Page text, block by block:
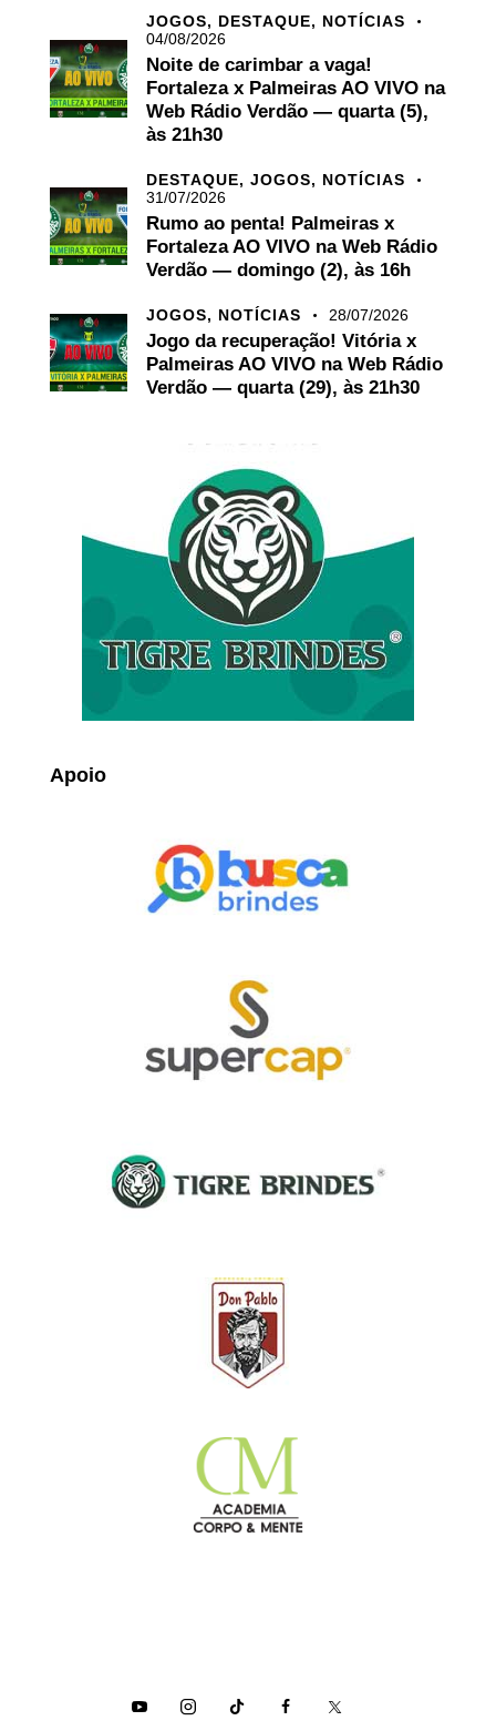
JOGOS, DESTAQUE, NOTÍCIAS
04/08/2026
Noite de carimbar a vaga!
Fortaleza x Palmeiras AO VIVO na
Web Rádio Verdão — quarta (5),
às 21h30
DESTAQUE, JOGOS, NOTÍCIAS
31/07/2026
Rumo ao penta! Palmeiras x
Fortaleza AO VIVO na Web Rádio
Verdão — domingo (2), às 16h
JOGOS, NOTÍCIAS 28/07/2026
Jogo da recuperação! Vitória x
Palmeiras AO VIVO na Web Rádio
Verdão — quarta (29), às 21h30
Apoio